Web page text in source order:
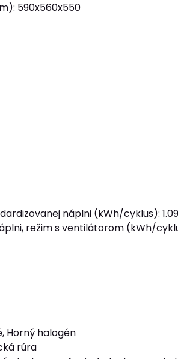
590x560x550
náplni (kWh/cyklus): 1.09
režim s ventilátorom (kWh/
Horný halogén
rúra